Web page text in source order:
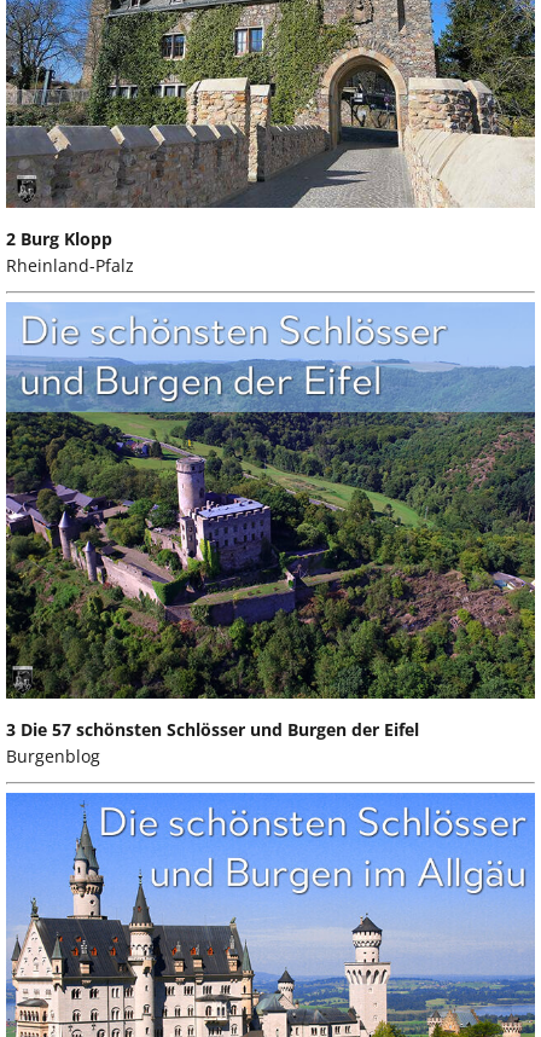
2 Burg Klopp
Rheinland-Pfalz
3 Die 57 schönsten Schlösser und Burgen der Eifel
Burgenblog